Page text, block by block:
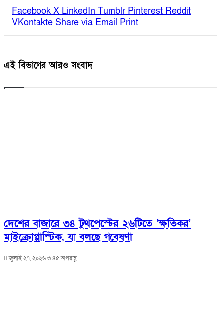
Facebook X LinkedIn Tumblr Pinterest Reddit
VKontakte Share via Email Print
এই বিভাগের আরও সংবাদ
দেশের বাজারে ৩৪ টুথপেস্টের ২৬টিতে ‘ক্ষতিকর’
মাইক্রোপ্লাস্টিক, যা বলছে গবেষণা
জুলাই ২৭, ২০২৬ ৩:৪৫ অপরাহ্ণ